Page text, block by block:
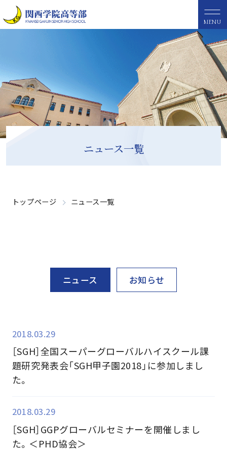
MENU
ニュース一覧
トップページ ニュース一覧
ニュース お知らせ
2018.03.29
［SGH］全国スーパーグローバルハイスクール課
題研究発表会「SGH甲子園2018」に参加しまし
た。
2018.03.29
［SGH］GGPグローバルセミナーを開催しまし
た。＜PHD協会＞